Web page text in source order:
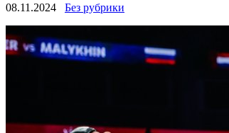
08.11.2024 Без рубрики